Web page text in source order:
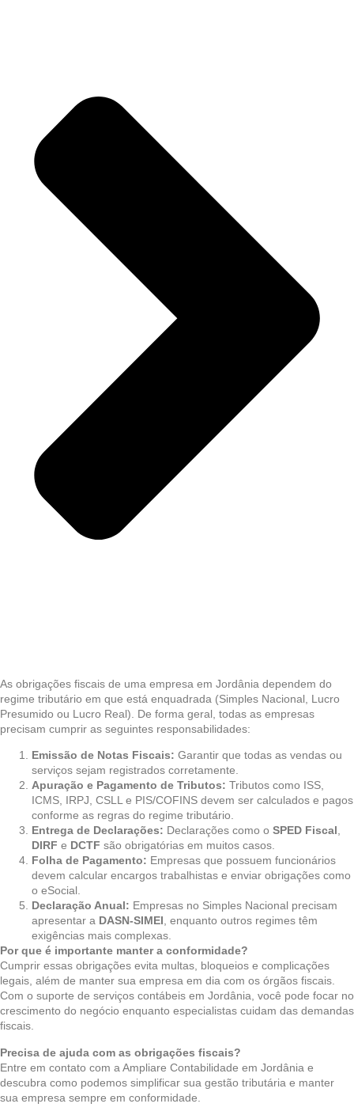
As obrigações fiscais de uma empresa em Jordânia dependem do
regime tributário em que está enquadrada (Simples Nacional, Lucro
Presumido ou Lucro Real). De forma geral, todas as empresas
precisam cumprir as seguintes responsabilidades:
Emissão de Notas Fiscais: Garantir que todas as vendas ou
serviços sejam registrados corretamente.
Apuração e Pagamento de Tributos: Tributos como ISS,
ICMS, IRPJ, CSLL e PIS/COFINS devem ser calculados e pagos
conforme as regras do regime tributário.
Entrega de Declarações: Declarações como o SPED Fiscal
DIRF e DCTF são obrigatórias em muitos casos.
Folha de Pagamento: Empresas que possuem funcionários
devem calcular encargos trabalhistas e enviar obrigações como
o eSocial.
Declaração Anual: Empresas no Simples Nacional precisam
apresentar a DASN-SIMEI , enquanto outros regimes têm
exigências mais complexas.
Por que é importante manter a conformidade?
Cumprir essas obrigações evita multas, bloqueios e complicações
legais, além de manter sua empresa em dia com os órgãos fiscais.
Com o suporte de serviços contábeis em Jordânia, você pode focar no
crescimento do negócio enquanto especialistas cuidam das demandas
fiscais.
Precisa de ajuda com as obrigações fiscais?
Entre em contato com a Ampliare Contabilidade em Jordânia e
descubra como podemos simplificar sua gestão tributária e manter
sua empresa sempre em conformidade.